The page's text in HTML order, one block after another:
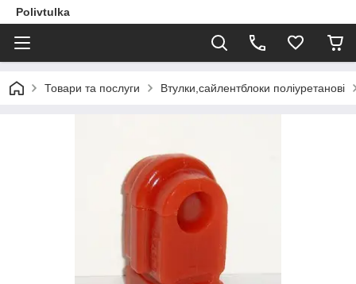
Polivtulka
Товари та послуги Втулки,сайлентблоки поліуретанові